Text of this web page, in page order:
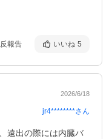
報告 いいね 5
2026/6/18
jr4********さん
遠出の際には内臓バ